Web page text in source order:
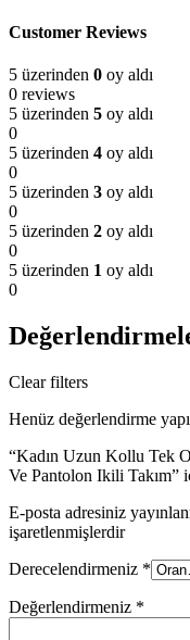
Customer Reviews
5 üzerinden 0 oy aldı
0 reviews
5 üzerinden 5 oy aldı
0
5 üzerinden 4 oy aldı
0
5 üzerinden 3 oy aldı
0
5 üzerinden 2 oy aldı
0
5 üzerinden 1 oy aldı
0
Clear filters
Henüz değerlendirme
“Kadın Uzun Kollu Tek
Ve Pantolon Ikili Takım”
E-posta adresiniz
işaretlenmişlerdir
Derecelendirmeniz *
Değerlendirmeniz *